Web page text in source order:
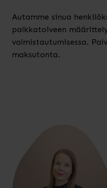
Autamme sinua
palkkatoiveen
valmistautumisessa.
maksutonta.